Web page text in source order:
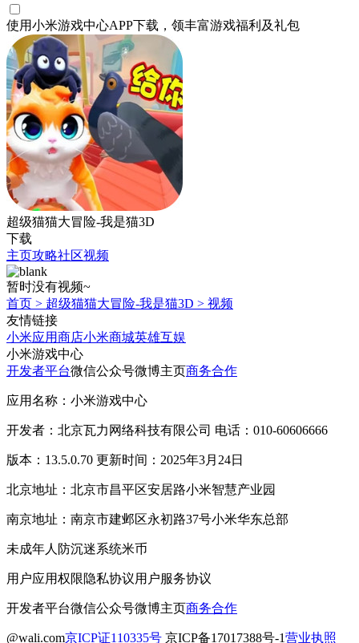
使用小米游戏中心APP下载 ，领丰富游戏福利 及礼包
超级猫猫大冒险-我是猫3D
下载
主页攻略社区视频
暂时没有视频~
首页 > 超级猫猫大冒险-我是猫3D > 视频
友情链接
小米应用商店小米商城英雄互娱
小米游戏中心
开发者平台微信公众号微博主页商务合作
应用名称：小米游戏中心
开发者：北京瓦力网络科技有限公司 电话：010-60606666
版本：13.5.0.70 更新时间：2025年3月24日
北京地址：北京市昌平区安居路小米智慧产业园
南京地址：南京市建邺区永初路37号小米华东总部
未成年人防沉迷系统米币
用户应用权限隐私协议用户服务协议
开发者平台微信公众号微博主页商务合作
@wali.com京ICP证110335号 京ICP备17017388号-1营业执照